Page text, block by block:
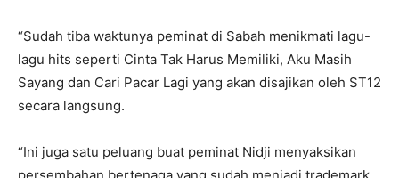
“Sudah tiba waktunya peminat di Sabah menikmati lagu-
lagu hits seperti Cinta Tak Harus Memiliki, Aku Masih
Sayang dan Cari Pacar Lagi yang akan disajikan oleh ST12
secara langsung.
“Ini juga satu peluang buat peminat Nidji menyaksikan